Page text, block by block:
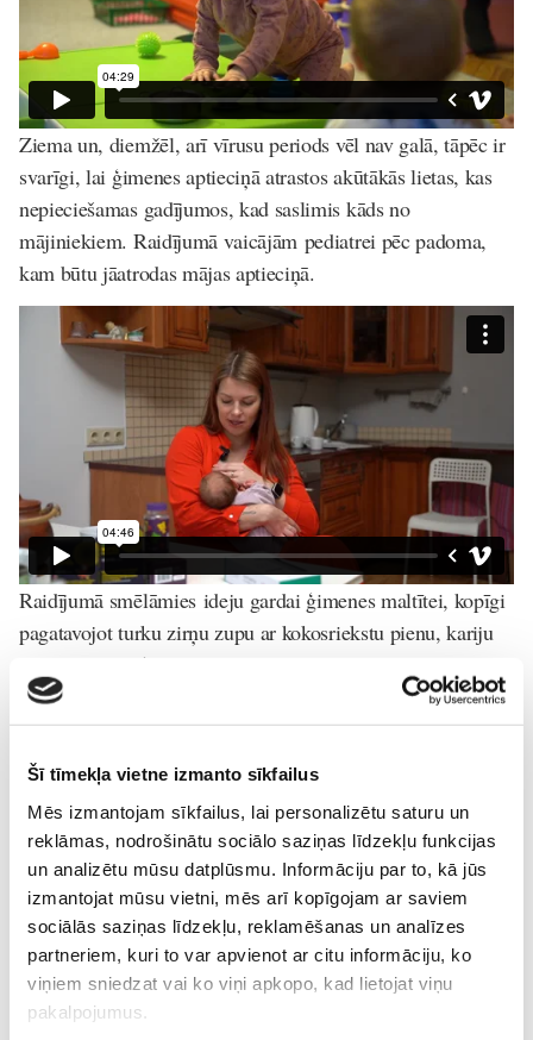
Šī tīmekļa vietne izmanto sīkfailus
Mēs izmantojam sīkfailus, lai personalizētu saturu un
reklāmas, nodrošinātu sociālo saziņas līdzekļu funkcijas
un analizētu mūsu datplūsmu. Informāciju par to, kā jūs
izmantojat mūsu vietni, mēs arī kopīgojam ar saviem
sociālās saziņas līdzekļu, reklamēšanas un analīzes
partneriem, kuri to var apvienot ar citu informāciju, ko
viņiem sniedzat vai ko viņi apkopo, kad lietojat viņu
pakalpojumus.
Ziema un, diemžēl, arī vīrusu periods vēl nav galā, tāpēc ir
svarīgi, lai ģimenes aptieciņā atrastos akūtākās lietas, kas
nepieciešamas gadījumos, kad saslimis kāds no
mājiniekiem. Raidījumā vaicājām pediatrei pēc padoma,
kam būtu jāatrodas mājas aptieciņā.
Raidījumā smēlāmies ideju gardai ģimenes maltītei, kopīgi
pagatavojot turku zirņu zupu ar kokosriekstu pienu, kariju
un tunci. Izmēģini arī savās mājās!
TV